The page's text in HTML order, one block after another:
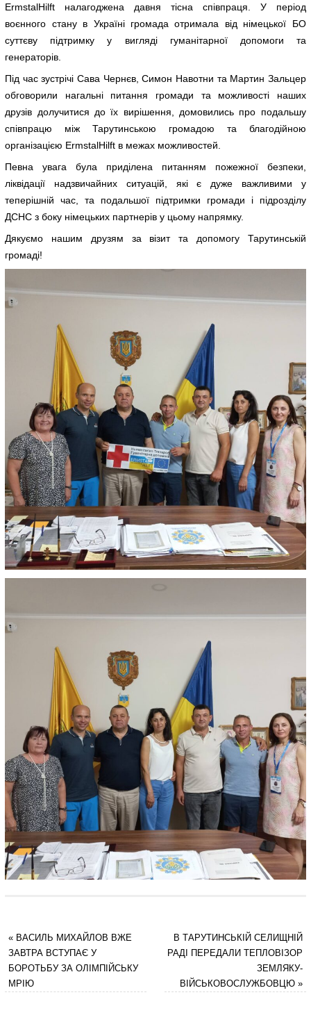
ErmstalHilft налагоджена давня тісна співпраця. У період
воєнного стану в Україні громада отримала від німецької БО
суттєву підтримку у вигляді гуманітарної допомоги та
генераторів.
Під час зустрічі Сава Чернєв, Симон Навотни та Мартин Зальцер
обговорили нагальні питання громади та можливості наших
друзів долучитися до їх вирішення, домовились про подальшу
співпрацю між Тарутинською громадою та благодійною
організацією ErmstalHilft в межах можливостей.
Певна увага була приділена питанням пожежної безпеки,
ліквідації надзвичайних ситуацій, які є дуже важливими у
теперішній час, та подальшої підтримки громади і підрозділу
ДСНС з боку німецьких партнерів у цьому напрямку.
Дякуємо нашим друзям за візит та допомогу Тарутинській
громаді!
«ВАСИЛЬ МИХАЙЛОВ ВЖЕ
ЗАВТРА ВСТУПАЄ У
БОРОТЬБУ ЗА ОЛІМПІЙСЬКУ
МРІЮ
В ТАРУТИНСЬКІЙ СЕЛИЩНІЙ
РАДІ ПЕРЕДАЛИ ТЕПЛОВІЗОР
ЗЕМЛЯКУ-
ВІЙСЬКОВОСЛУЖБОВЦЮ»